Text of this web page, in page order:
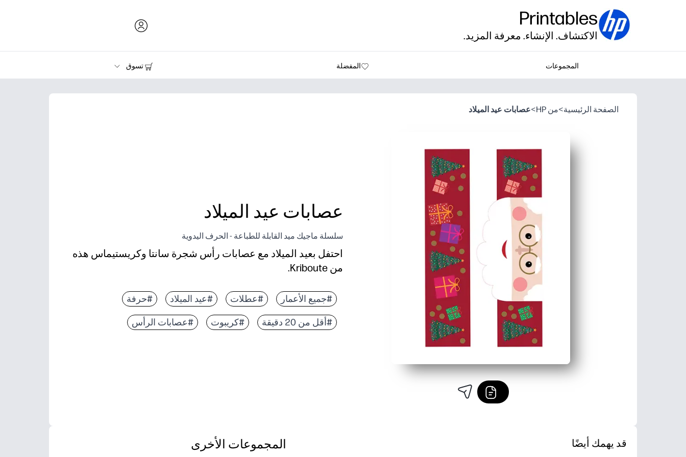
Printables
الاكتشاف. الإنشاء. معرفة المزيد.
المجموعات المفضلة
تسوق
الطابعات
الصفحة الرئيسية>من HP >عصابات عيد الميلاد
عصابات عيد الميلاد
سلسلة ماجيك ميد القابلة للطباعة - الحرف اليدوية
احتفل بعيد الميلاد مع عصابات رأس شجرة سانتا وكريستيماس هذه
من Kriboute.
Zero prep - ما عليك سوى الطباعة والقص والتأمين للحصول على متعة فورية أثناء العطلة.
تحافظ على تفاعل الأطفال - حرفة احتفالية تستخدم كدعامة تلبيس للصور ووقت
جاهز للفصول الدراسية - يسهل إعداده في مجموعات، كما أنه منخفض الفوضى
#جميع الأعمار #عطلات #عيد الميلاد #حرفة
#أقل من 20 دقيقة #كريبوت #عصابات الرأس
قد يهمك أيضًا المجموعات الأخرى